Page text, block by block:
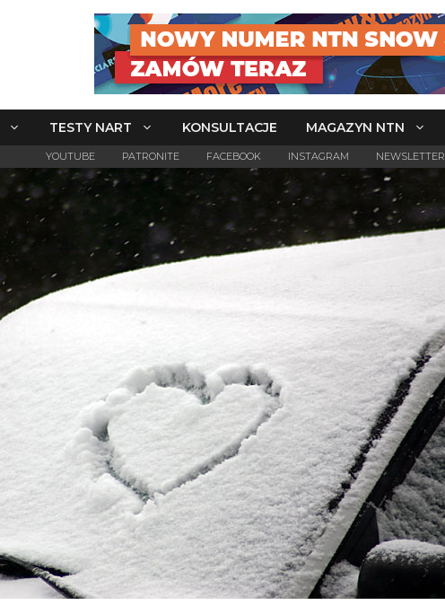
TESTY NART KONSULTACJE MAGAZYN NTN
YOUTUBE PATRONITE FACEBOOK INSTAGRAM NEWSLETTER